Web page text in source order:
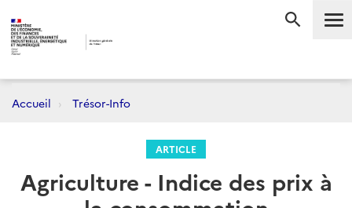
Accueil Trésor-Info
ARTICLE
Agriculture - Indice des prix à